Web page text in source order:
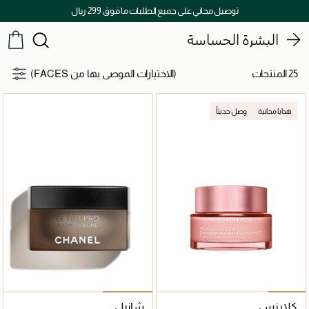
توصيل مجاني على جميع الطلبات ما فوق 299 ريال
البشرة الحساسة
25 المنتجات (الاختيارات الموصى بها من FACES)
هدايا مجانية وصل حديثاً